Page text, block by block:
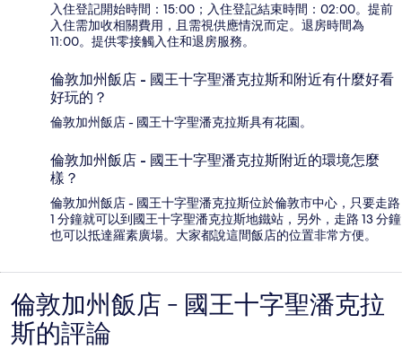
入住登記開始時間：15:00；入住登記結束時間：02:00。提前
入住需加收相關費用，且需視供應情況而定。退房時間為
11:00。提供零接觸入住和退房服務。
倫敦加州飯店 - 國王十字聖潘克拉斯和附近有什麼好看
好玩的？
倫敦加州飯店 - 國王十字聖潘克拉斯具有花園。
倫敦加州飯店 - 國王十字聖潘克拉斯附近的環境怎麼
樣？
倫敦加州飯店 - 國王十字聖潘克拉斯位於倫敦市中心，只要走路
1 分鐘就可以到國王十字聖潘克拉斯地鐵站，另外，走路 13 分鐘
也可以抵達羅素廣場。大家都說這間飯店的位置非常方便。
評
論
倫敦加州飯店 - 國王十字聖潘克拉
斯的評論